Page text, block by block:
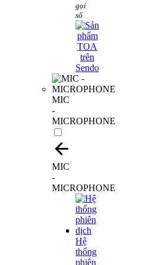
gọi
số
MIC
-
MICROPHONE
MIC
-
MICROPHONE
Hệ
thống
phiên